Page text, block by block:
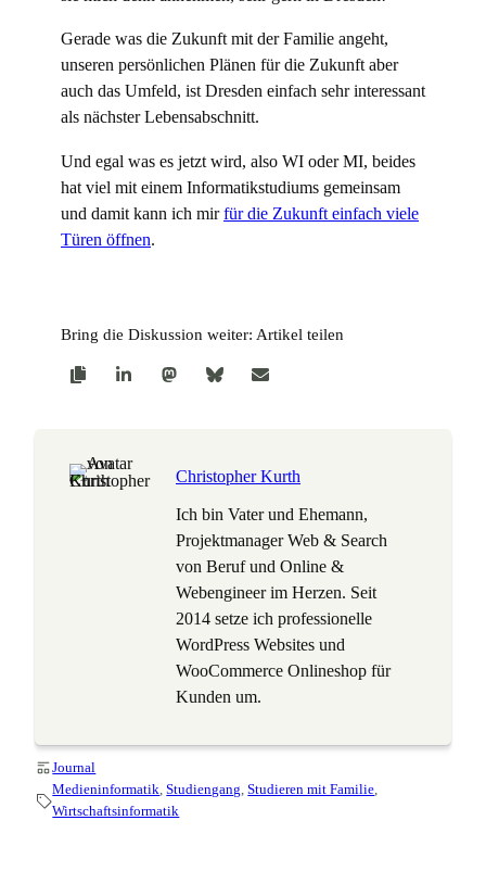
Gerade was die Zukunft mit der Familie angeht,
unseren persönlichen Plänen für die Zukunft aber
auch das Umfeld, ist Dresden einfach sehr interessant
als nächster Lebensabschnitt.
Und egal was es jetzt wird, also WI oder MI, beides
hat viel mit einem Informatikstudiums gemeinsam
und damit kann ich mirfür die Zukunft einfach viele
Türen öffnen.
Bring die Diskussion weiter: Artikel teilen
Christopher Kurth
Ich bin Vater und Ehemann,
Projektmanager Web & Search
von Beruf und Online &
Webengineer im Herzen. Seit
2014 setze ich professionelle
WordPress Websites und
WooCommerce Onlineshop für
Kunden um.
Journal
Medieninformatik, Studiengang, Studieren mit Familie
Wirtschaftsinformatik